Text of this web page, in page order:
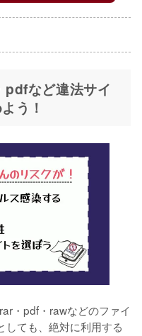
pdfなど違法サイ
う！
・pdf・rawなどのファイ
しても、絶対に利用する